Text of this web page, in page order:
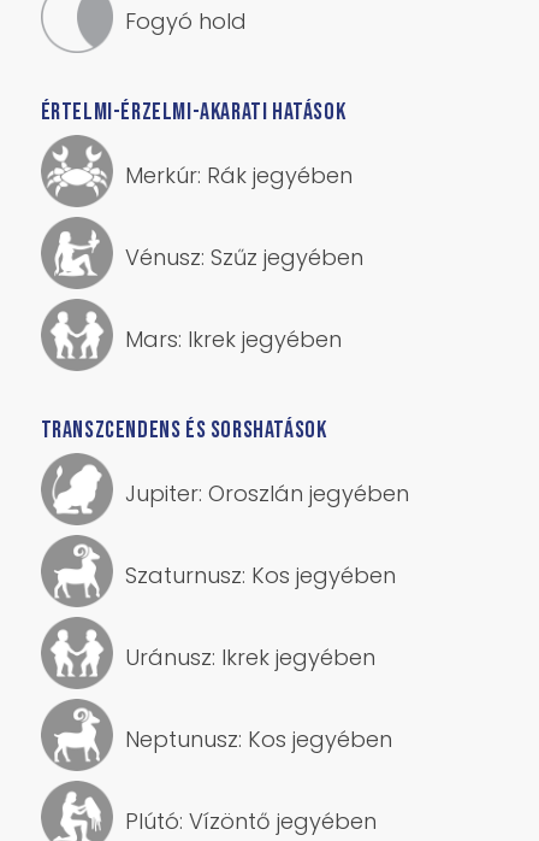
Fogyó hold
ÉRTELMI-ÉRZELMI-AKARATI HATÁSOK
Merkúr: Rák jegyében
Vénusz: Szűz jegyében
Mars: Ikrek jegyében
TRANSZCENDENS ÉS SORSHATÁSOK
Jupiter: Oroszlán jegyében
Szaturnusz: Kos jegyében
Uránusz: Ikrek jegyében
Neptunusz: Kos jegyében
Plútó: Vízöntő jegyében